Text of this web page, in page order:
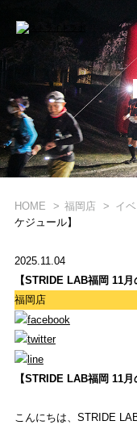
WHAT'S
STRIDE LABとは？
オンライン ショップ
EVENT
イベント
REVIEW
HOME 福岡店 イ
ケジュール】
2025.11.04
【STRIDE LAB福岡 11月
福岡店
【STRIDE LAB福岡 11月
こんにちは、STRIDE